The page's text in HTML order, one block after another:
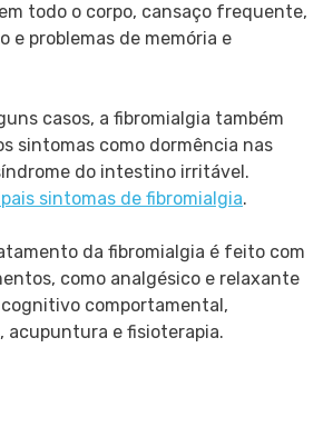
todo o corpo, cansaço frequente,
e problemas de memória e
casos, a fibromialgia também
sintomas como dormência nas
do intestino irritável.
sintomas de fibromialgia.
da fibromialgia é feito com
como analgésico e relaxante
comportamental,
acupuntura e fisioterapia.